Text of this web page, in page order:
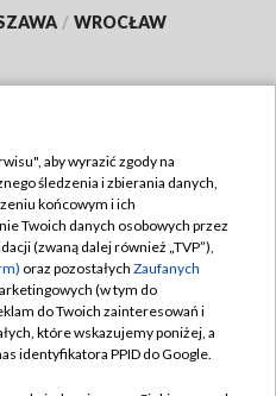
/ WROCŁAW
TVP
zgody
aby wyrazić zgody na
śledzenia i zbierania danych,
końcowym i ich
Twoich danych osobowych przez
(zwaną dalej również „TVP”),
oraz pozostałych Zaufanych
(w tym do
do Twoich zainteresowań i
które wskazujemy poniżej, a
identyfikatora PPID do Google.